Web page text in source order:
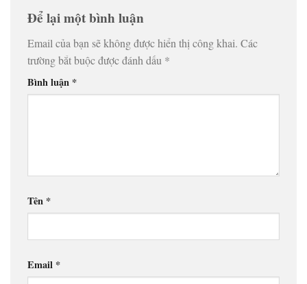
Để lại một bình luận
Email của bạn sẽ không được hiển thị công khai. Các
trường bắt buộc được đánh dấu *
Bình luận *
Tên *
Email *